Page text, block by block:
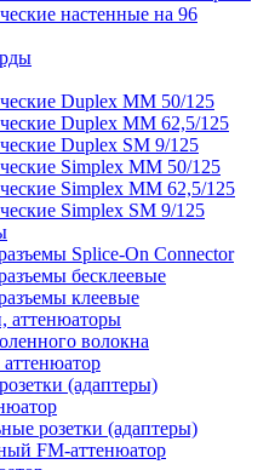
настенные на 96
Duplex MM 50/125
Duplex MM 62,5/125
Duplex SM 9/125
Simplex MM 50/125
Simplex MM 62,5/125
Simplex SM 9/125
Splice-On Connector
бесклеевые
клеевые
аттенюаторы
волокна
(адаптеры)
розетки (адаптеры)
FM-аттенюатор